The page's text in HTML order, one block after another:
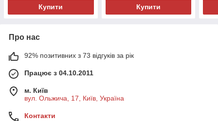
Купити Купити
Про нас
92% позитивних з 73 відгуків за рік
Працює з 04.10.2011
м. Київ
вул. Ольжича, 17, Київ, Україна
Контакти